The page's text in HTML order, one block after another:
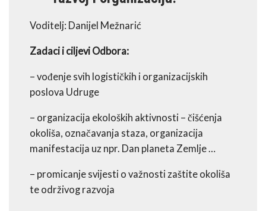
Voditelj: Danijel Mežnarić
Zadaci i ciljevi Odbora:
– vođenje svih logističkih i organizacijskih
poslova Udruge
– organizacija ekoloških aktivnosti – čišćenja
okoliša, označavanja staza, organizacija
manifestacija uz npr. Dan planeta Zemlje …
– promicanje svijesti o važnosti zaštite okoliša
te održivog razvoja